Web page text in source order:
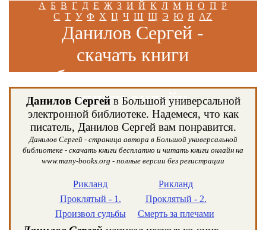
А Б В Г Д Е Ж З И Й К Л М Н О П Р
С Т У Ф Х Ц Ч Ш Щ Э Ю Я AZ
Данилов Сергей -
скачать книги
бесплатно и читать
книги онлайн
Данилов Сергейв Большой универсальной
электронной библиотеке. Надемеся, что как
писатель, Данилов Сергей вам понравится.
Данилов Сергей - страница автора в Большой универсальной
библиотеке - скачать книги бесплатно и читать книги онлайн на
www.many-books.org - полные версии без регистрации
Рикланд
Проклятый - 1.
Произвол судьбы
Рикланд
Проклятый - 2.
Смерть за плечами